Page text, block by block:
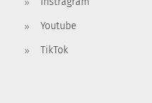
Youtube
TikTok